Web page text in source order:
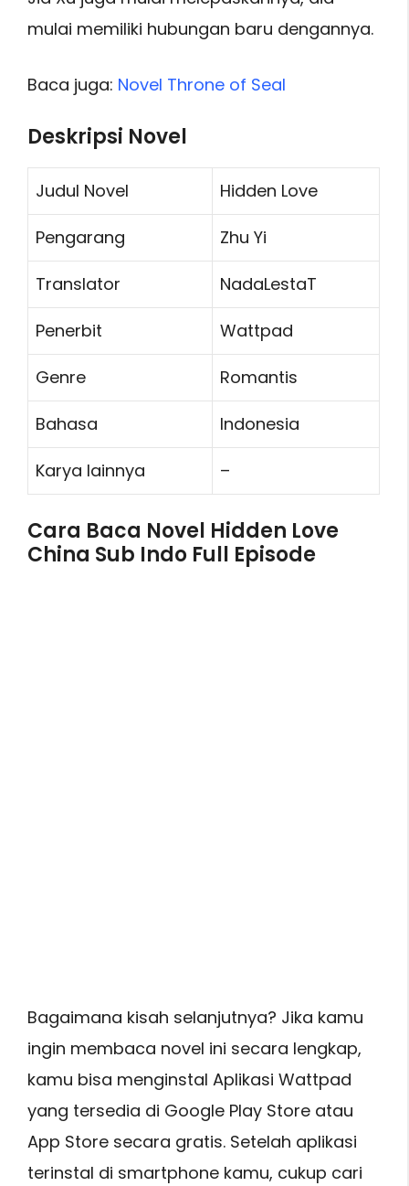
mulai memiliki hubungan baru dengannya.
Baca juga: Novel Throne of Seal
Deskripsi Novel
Judul Novel Hidden Love
Pengarang Zhu Yi
Translator NadaLestaT
Penerbit Wattpad
Genre Romantis
Bahasa Indonesia
Karya lainnya –
Cara Baca Novel Hidden Love
China Sub Indo Full Episode
Bagaimana kisah selanjutnya? Jika kamu
ingin membaca novel ini secara lengkap,
kamu bisa menginstal Aplikasi Wattpad
yang tersedia di Google Play Store atau
App Store secara gratis. Setelah aplikasi
terinstal di smartphone kamu, cukup cari